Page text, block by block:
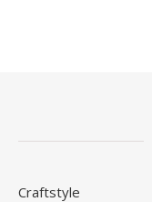
Craftstyle